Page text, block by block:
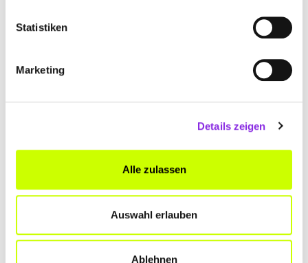
Statistiken
Marketing
Details zeigen
Alle zulassen
Auswahl erlauben
Ablehnen
MALERBETRIEB MERK GBR